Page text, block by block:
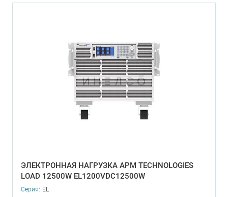
ЭЛЕКТРОННАЯ НАГРУЗКА APM TECHNOLOGIES
LOAD 12500W EL1200VDC12500W
Серия: EL